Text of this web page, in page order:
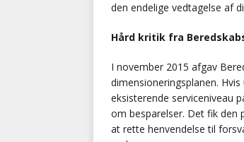
den endelige vedtagelse af
Hård kritik fra
I november 2015 afgav
dimensioneringsplanen.
eksisterende serviceniveau
om besparelser. Det fik den
at rette henvendelse til